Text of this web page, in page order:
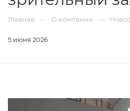
Главная — О компании —
5 июня 2026